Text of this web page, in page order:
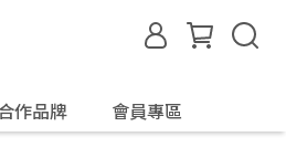
作品牌 會員專區